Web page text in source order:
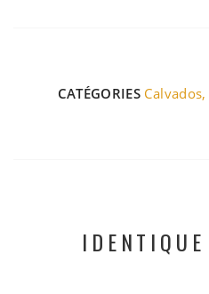
CATÉGORIES Calvados,
IDENTIQUE